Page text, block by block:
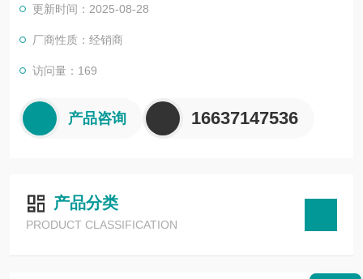
更新时间：2025-08-28
厂商性质：经销商
访问量：169
产品咨询 16637147536
产品分类
PRODUCT CLASSIFICATION